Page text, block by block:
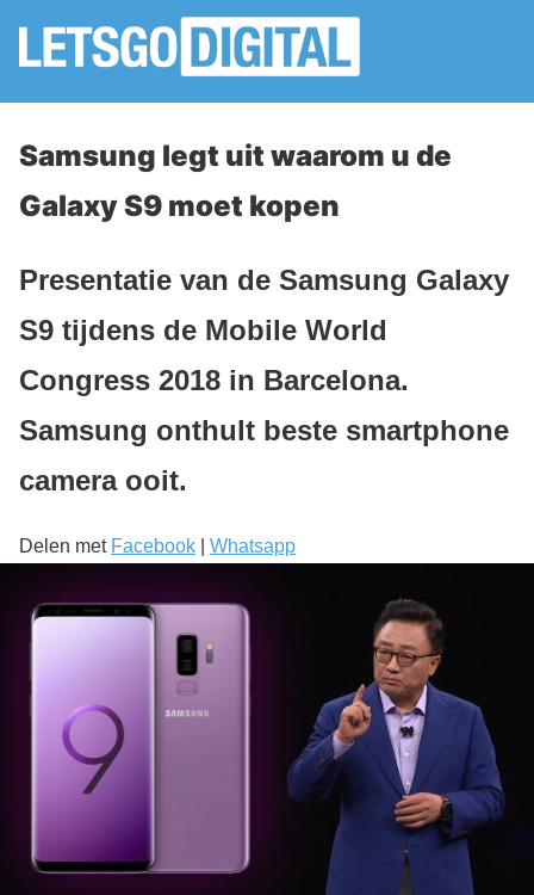
Samsung legt uit waarom u de
Galaxy S9 moet kopen
Presentatie van de Samsung Galaxy
S9 tijdens de Mobile World
Congress 2018 in Barcelona.
Samsung onthult beste smartphone
camera ooit.
Delen met Facebook Whatsapp